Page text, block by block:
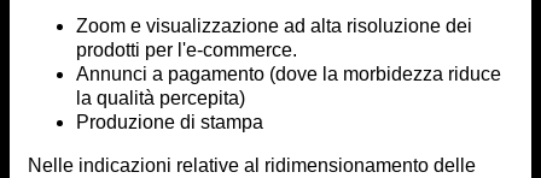
Zoom e visualizzazione ad alta risoluzione dei
prodotti per l'e-commerce.
Annunci a pagamento (dove la morbidezza riduce
la qualità percepita)
Produzione di stampa
Nelle indicazioni relative al ridimensionamento delle